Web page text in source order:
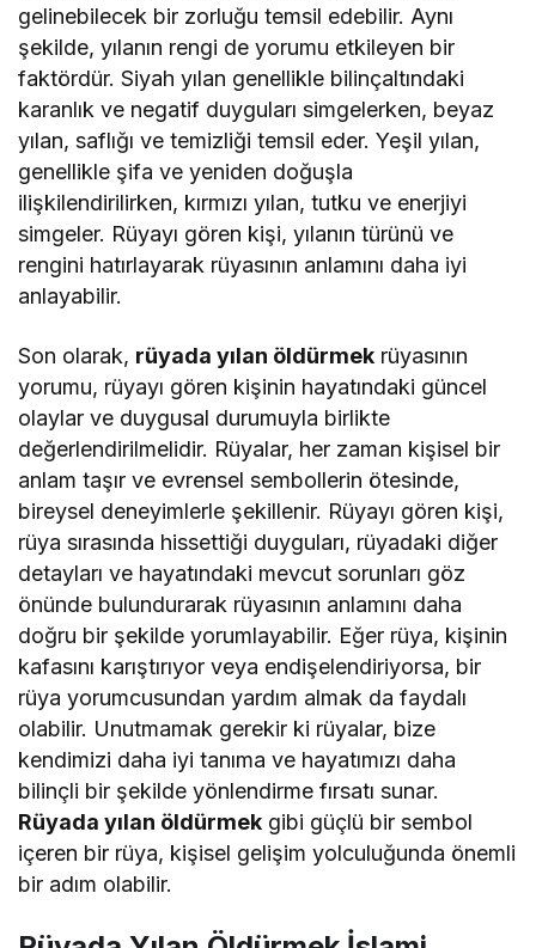
gelinebilecek bir zorluğu temsil edebilir. Aynı
şekilde, yılanın rengi de yorumu etkileyen bir
faktördür. Siyah yılan genellikle bilinçaltındaki
karanlık ve negatif duyguları simgelerken, beyaz
yılan, saflığı ve temizliği temsil eder. Yeşil yılan,
genellikle şifa ve yeniden doğuşla
ilişkilendirilirken, kırmızı yılan, tutku ve enerjiyi
simgeler. Rüyayı gören kişi, yılanın türünü ve
rengini hatırlayarak rüyasının anlamını daha iyi
anlayabilir.
Son olarak, rüyada yılan öldürmek rüyasının
yorumu, rüyayı gören kişinin hayatındaki güncel
olaylar ve duygusal durumuyla birlikte
değerlendirilmelidir. Rüyalar, her zaman kişisel bir
anlam taşır ve evrensel sembollerin ötesinde,
bireysel deneyimlerle şekillenir. Rüyayı gören kişi,
rüya sırasında hissettiği duyguları, rüyadaki diğer
detayları ve hayatındaki mevcut sorunları göz
önünde bulundurarak rüyasının anlamını daha
doğru bir şekilde yorumlayabilir. Eğer rüya, kişinin
kafasını karıştırıyor veya endişelendiriyorsa, bir
rüya yorumcusundan yardım almak da faydalı
olabilir. Unutmamak gerekir ki rüyalar, bize
kendimizi daha iyi tanıma ve hayatımızı daha
bilinçli bir şekilde yönlendirme fırsatı sunar.
Rüyada yılan öldürmek gibi güçlü bir sembol
içeren bir rüya, kişisel gelişim yolculuğunda önemli
bir adım olabilir.